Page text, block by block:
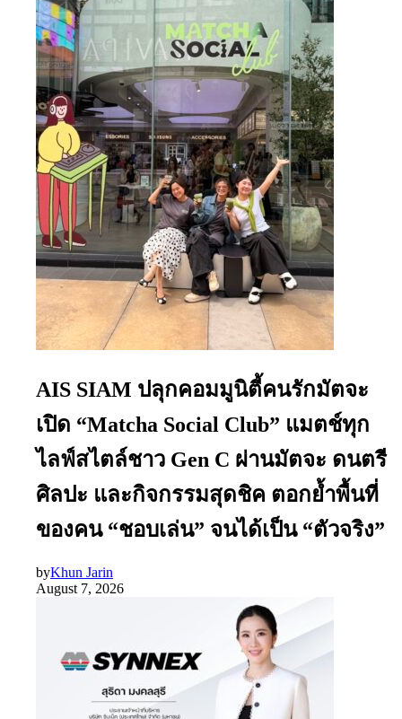
AIS SIAM ปลุกคอมมูนิตี้คนรักมัตจะ
เปิด “Matcha Social Club” แมตช์ทุก
ไลฟ์สไตล์ชาว Gen C ผ่านมัตจะ ดนตรี
ศิลปะ และกิจกรรมสุดชิค ตอกย้ำพื้นที่
ของคน “ชอบเล่น” จนได้เป็น “ตัวจริง”
byKhun Jarin
August 7, 2026